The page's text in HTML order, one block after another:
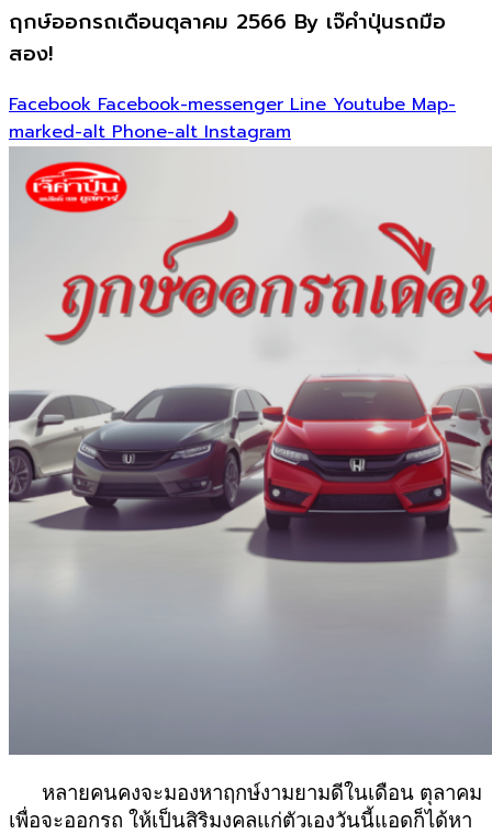
ฤกษ์ออกรถเดือนตุลาคม 2566 By เจ๊คำปุ่นรถมือ
สอง!
Facebook Facebook-messenger Line Youtube Map-
marked-alt Phone-alt Instagram
หลายคนคงจะมองหาฤกษ์งามยามดีในเดือน ตุลาคม
เพื่อจะออกรถ ให้เป็นสิริมงคลแก่ตัวเองวันนี้แอดก็ได้หา